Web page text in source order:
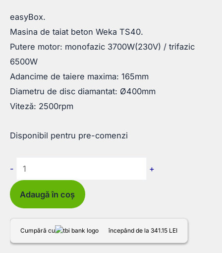
easyBox.
Masina de taiat beton Weka TS40.
Putere motor: monofazic 3700W(230V) / trifazic
6500W
Adancime de taiere maxima: 165mm
Diametru de disc diamantat: Ø400mm
Viteză: 2500rpm
Disponibil pentru pre-comenzi
-
Cantitate
Masina
de
taiat
+
Adaugă în coș
Cumpără cu începând de la 341.15 LEI